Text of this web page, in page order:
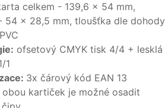
celkem - 139,6 x 54 mm,
54 x 28,5 mm, tloušťka dle dohody
PVC
ofsetový CMYK tisk 4/4 + lesklá
1
3x čárový kód EAN 13
kartiček je možné osadit